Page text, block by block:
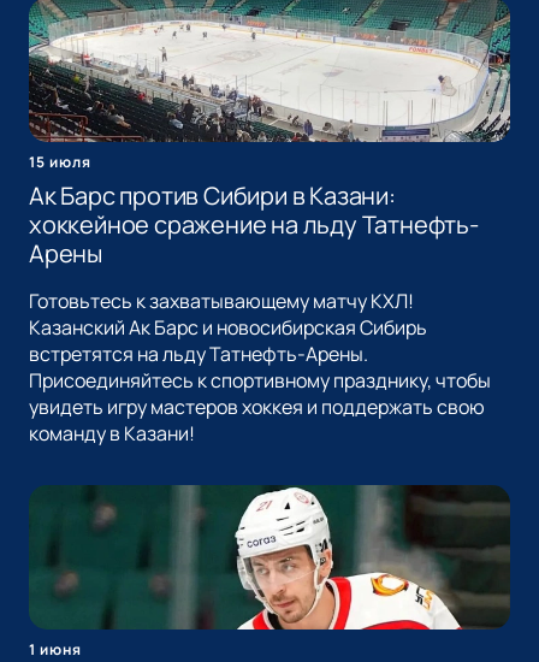
15 июля
Ак Барс против Сибири в Казани:
хоккейное сражение на льду Татнефть-
Арены
Готовьтесь к захватывающему матчу КХЛ!
Казанский Ак Барс и новосибирская Сибирь
встретятся на льду Татнефть-Арены.
Присоединяйтесь к спортивному празднику, чтобы
увидеть игру мастеров хоккея и поддержать свою
команду в Казани!
1 июня